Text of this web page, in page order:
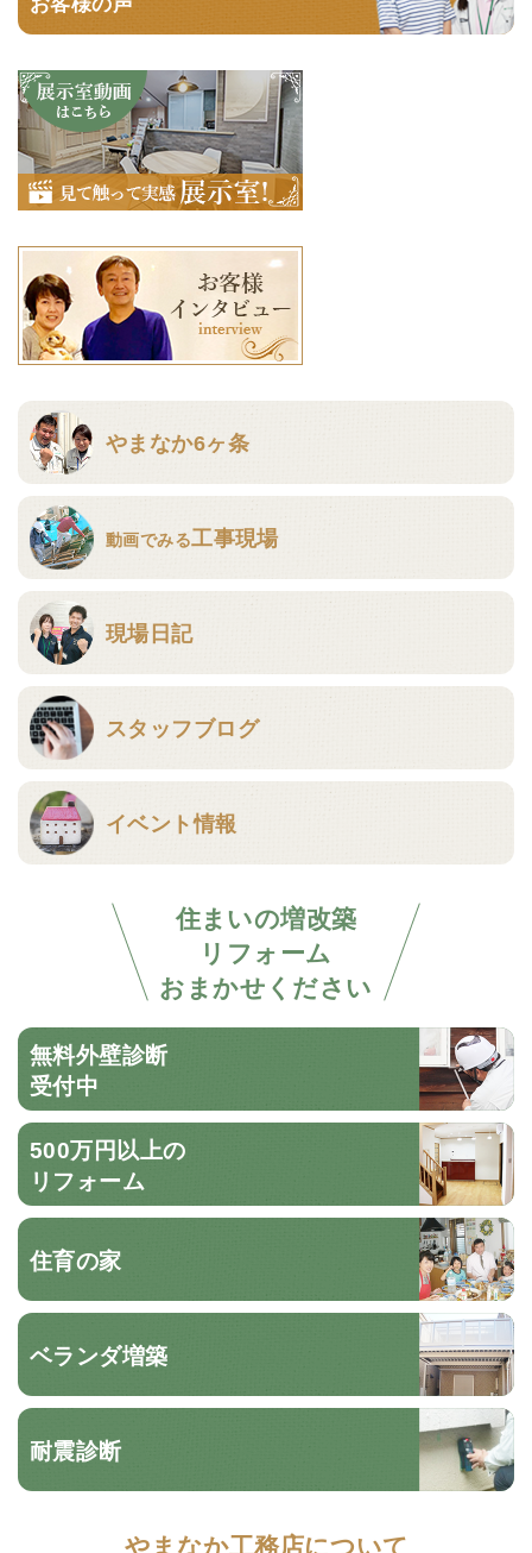
やまなか6ヶ条
動画でみる工事現場
現場日記
スタッフブログ
イベント情報
住まいの増改築
リフォーム
おまかせください
無料外壁診断
受付中
500万円以上の
リフォーム
住育の家
ベランダ増築
耐震診断
やまなか工務店について